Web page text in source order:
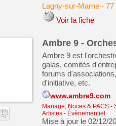
Lagny-sur-Marne- 77
Voir la fiche
Ambre 9 -
Ambre 9 est
galas, comités
forums
d'initiative, etc.
www.ambre9.com
Mariage, Noces & PACS-
Artistes - Évènementiel
Mise à jour le 02/12/